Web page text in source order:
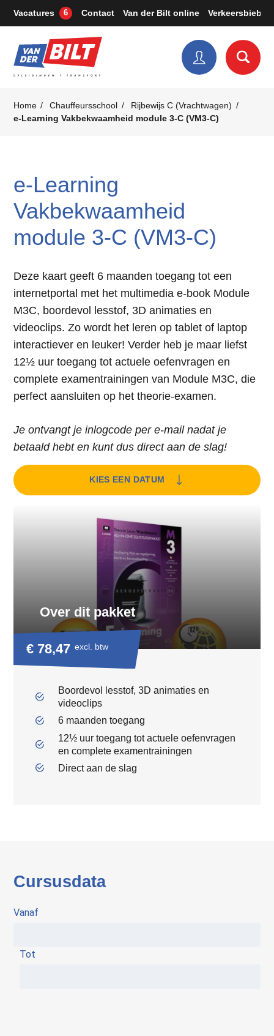
Vacatures 6 Contact Van der Bilt online Verkeersbieb
Home Chauffeursschool
Rijbewijs C (Vrachtwagen)
e-Learning Vakbekwaamheid module 3-C (VM3-C)
e-Learning
Vakbekwaamheid
module 3-C (VM3-C)
Deze kaart geeft 6 maanden toegang tot een
internetportal met het multimedia e-book Module
M3C, boordevol lesstof, 3D animaties en
videoclips. Zo wordt het leren op tablet of laptop
interactiever en leuker! Verder heb je maar liefst
12½ uur toegang tot actuele oefenvragen en
complete examentrainingen van Module M3C, die
perfect aansluiten op het theorie-examen.
Je ontvangt je inlogcode per e-mail nadat je
betaald hebt en kunt dus direct aan de slag!
KIES EEN DATUM
Over dit pakket
€ 78,47 excl. btw
Boordevol lesstof, 3D animaties en
videoclips
6 maanden toegang
12½ uur toegang tot actuele oefenvragen
en complete examentrainingen
Direct aan de slag
Cursusdata
Vanaf
Tot